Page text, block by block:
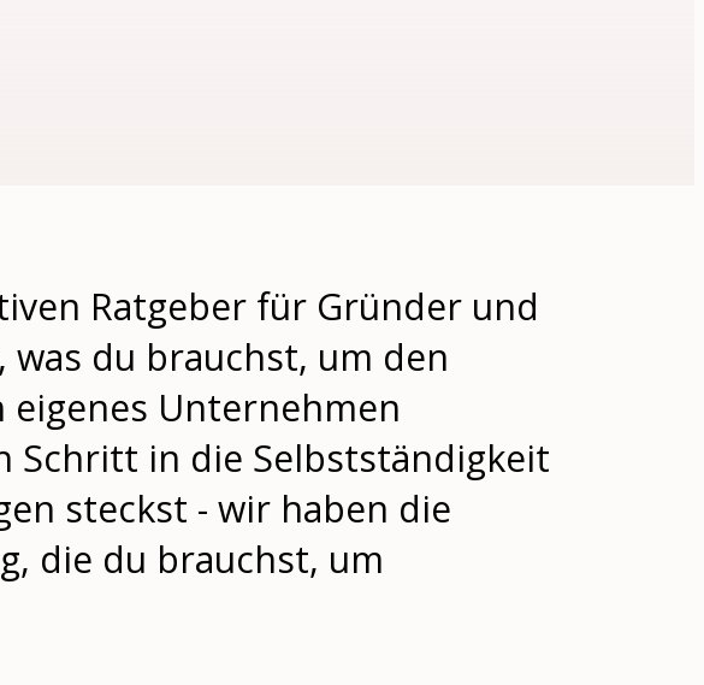
Ratgeber für Gründer und
du brauchst, um den
Unternehmen
Schritt in die Selbstständigkeit
steckst - wir haben die
die du brauchst, um